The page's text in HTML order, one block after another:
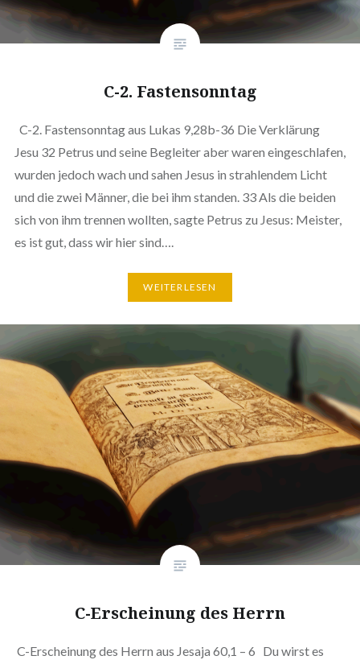
C-2. Fastensonntag
C-2. Fastensonntag aus Lukas 9,28b-36 Die Verklärung
Jesu 32 Petrus und seine Begleiter aber waren eingeschlafen,
wurden jedoch wach und sahen Jesus in strahlendem Licht
und die zwei Männer, die bei ihm standen. 33 Als die beiden
sich von ihm trennen wollten, sagte Petrus zu Jesus: Meister,
es ist gut, dass wir hier sind….
WEITERLESEN
C-Erscheinung des Herrn
C-Erscheinung des Herrn aus Jesaja 60,1 – 6 Du wirst es